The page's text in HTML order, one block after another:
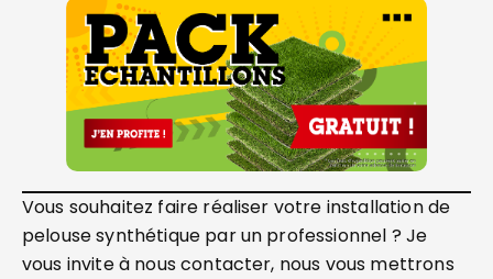
Vous souhaitez faire réaliser votre installation de
pelouse synthétique par un professionnel ? Je
vous invite à nous contacter, nous vous mettrons